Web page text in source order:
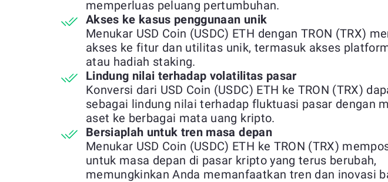
memperluas peluang pertumbuhan.
Akses ke kasus penggunaan unik
Menukar USD Coin (USDC) ETH dengan TRON (TRX)
akses ke fitur dan utilitas unik, termasuk akses
atau hadiah staking.
Lindung nilai terhadap volatilitas pasar
Konversi dari USD Coin (USDC) ETH ke TRON (TRX)
sebagai lindung nilai terhadap fluktuasi pasar dengan
aset ke berbagai mata uang kripto.
Bersiaplah untuk tren masa depan
Menukar USD Coin (USDC) ETH ke TRON (TRX)
untuk masa depan di pasar kripto yang terus berubah,
memungkinkan Anda memanfaatkan tren dan inovasi